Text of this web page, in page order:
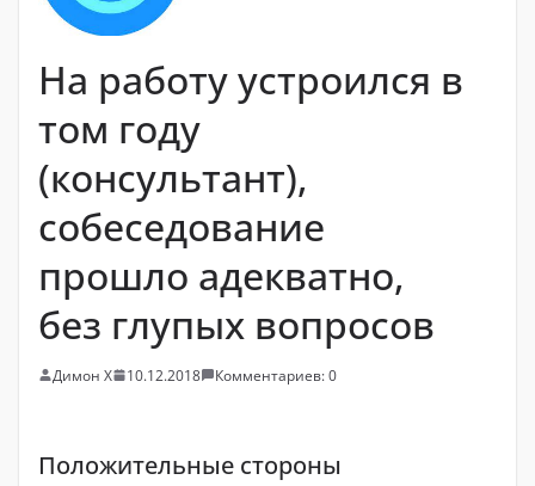
На работу устроился в
том году
(консультант),
собеседование
прошло адекватно,
без глупых вопросов
Димон Х 10.12.2018 Комментариев: 0
Положительные стороны